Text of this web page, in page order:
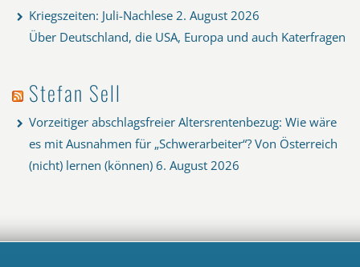
Kriegszeiten: Juli-Nachlese 2. August 2026
Über Deutschland, die USA, Europa und auch Katerfragen
Stefan Sell
Vorzeitiger abschlagsfreier Altersrentenbezug: Wie wäre
es mit Ausnahmen für „Schwerarbeiter“? Von Österreich
(nicht) lernen (können) 6. August 2026